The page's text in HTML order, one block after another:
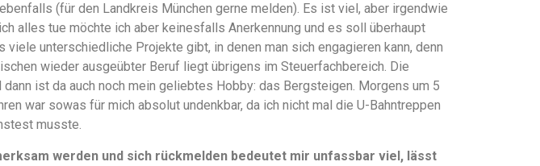
(für den Landkreis München gerne melden). Es ist viel, aber irgendwie
alles tue möchte ich aber keinesfalls Anerkennung und es soll überhaupt
unterschiedliche Projekte gibt, in denen man sich engagieren kann, denn
wieder ausgeübter Beruf liegt übrigens im Steuerfachbereich. Die
ist da auch noch mein geliebtes Hobby: das Bergsteigen. Morgens um 5
war sowas für mich absolut undenkbar, da ich nicht mal die U-Bahntreppen
musste.
werden und sich rückmelden bedeutet mir unfassbar viel, lässt